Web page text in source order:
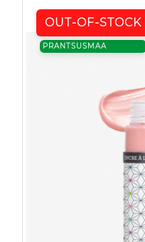
OUT-OF-STOCK
PRANTSUSMAA